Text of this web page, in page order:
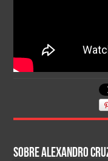
Sobre Alexandro